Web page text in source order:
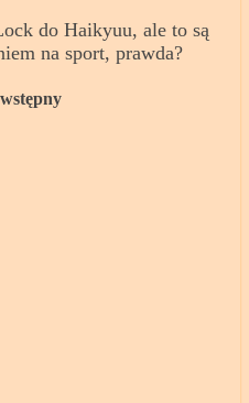
do Haikyuu, ale to są
na sport, prawda?